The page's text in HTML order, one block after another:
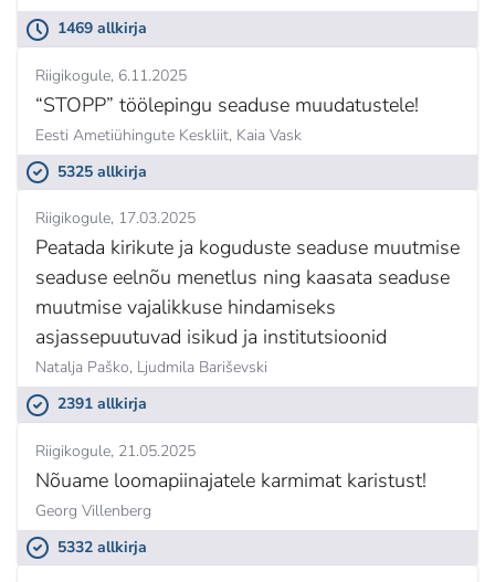
1469 allkirja
Riigikogule 6.11.2025
“STOPP” töölepingu seaduse muudatustele!
Eesti Ametiühingute Keskliit, Kaia Vask
5325 allkirja
Riigikogule 17.03.2025
Peatada kirikute ja koguduste seaduse muutmise
seaduse eelnõu menetlus ning kaasata seaduse
muutmise vajalikkuse hindamiseks
asjassepuutuvad isikud ja institutsioonid
Natalja Paško, Ljudmila Bariševski
2391 allkirja
Riigikogule 21.05.2025
Nõuame loomapiinajatele karmimat karistust!
Georg Villenberg
5332 allkirja